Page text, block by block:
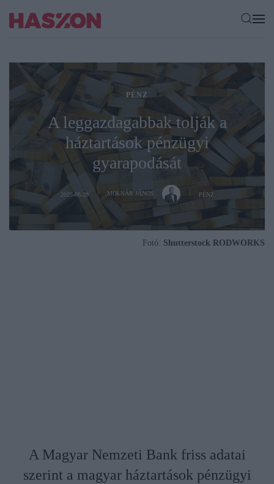
PÉNZ
A leggazdagabbak tolják a
háztartások pénzügyi
gyarapodását
2025-08-29 MOLNÁR JÁNOS PÉNZ
Fotó: Shutterstock RODWORKS
A Magyar Nemzeti Bank friss adatai
szerint a magyar háztartások pénzügyi